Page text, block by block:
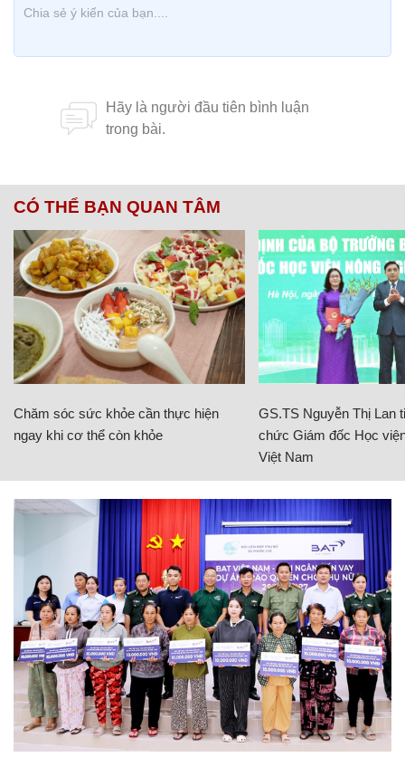
CÓ THỂ BẠN QUAN TÂM
Chăm sóc sức khỏe cần thực hiện
ngay khi cơ thể còn khỏe
GS.TS Nguyễn Thị Lan
chức Giám đốc Học
Việt Nam